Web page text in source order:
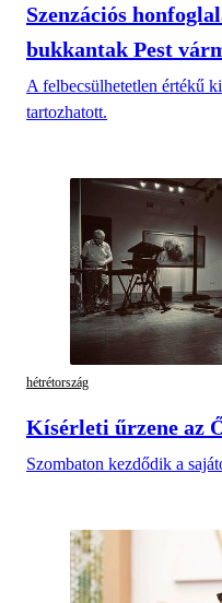
Szenzációs
bukkantak Pest
A felbecsülhetetlen értékű
tartozhatott.
hétrétország
Kísérleti űrzene az
Szombaton kezdődik a